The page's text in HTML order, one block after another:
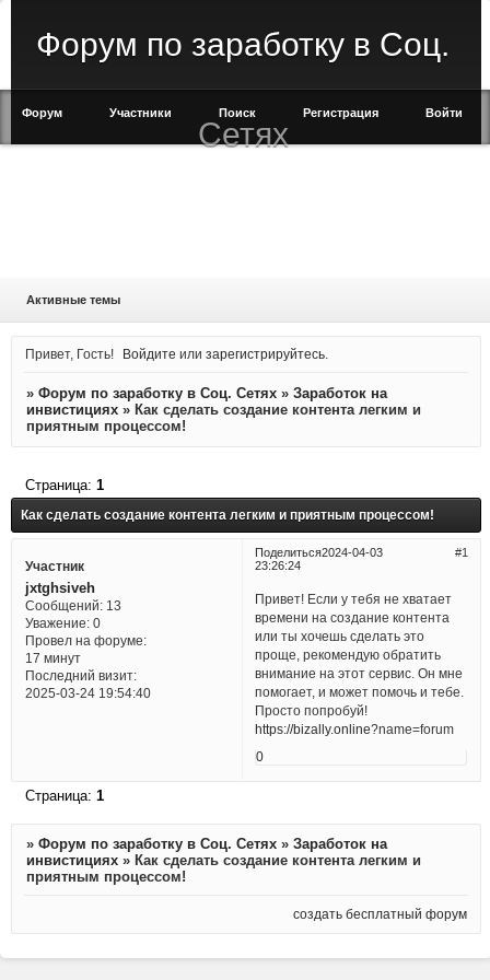
Форум по заработку в Соц.
Сетях
Форум Участники Поиск Регистрация Войти
Активные темы
Привет, Гость! Войдите илизарегистрируйтесь
» Форум по заработку в Соц. Сетях » Заработок на
инвистициях » Как сделать создание контента легким и
приятным процессом!
Как сделать создание контента легким и приятным процессом!
Страница: 1
Поделиться 1
2024-04-03
23:26:24
Участник
jxtghsiveh
Сообщений:13
Уважение: 0
Провел на форуме:
17 минут
Последний визит:
2025-03-24 19:54:40
Привет! Если у тебя не хватает
времени на создание контента
или ты хочешь сделать это
проще, рекомендую обратить
внимание на этот сервис. Он мне
помогает, и может помочь и тебе.
Просто попробуй!
https://bizally.online?name=forum
0
Страница: 1
» Форум по заработку в Соц. Сетях » Заработок на
инвистициях » Как сделать создание контента легким и
приятным процессом!
создать бесплатный форум